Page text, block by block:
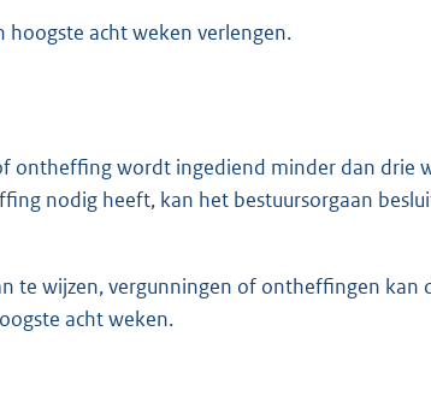
acht weken verlengen.
ontheffing wordt ingediend minder dan drie
nodig heeft, kan het bestuursorgaan
te wijzen, vergunningen of ontheffingen kan
acht weken.